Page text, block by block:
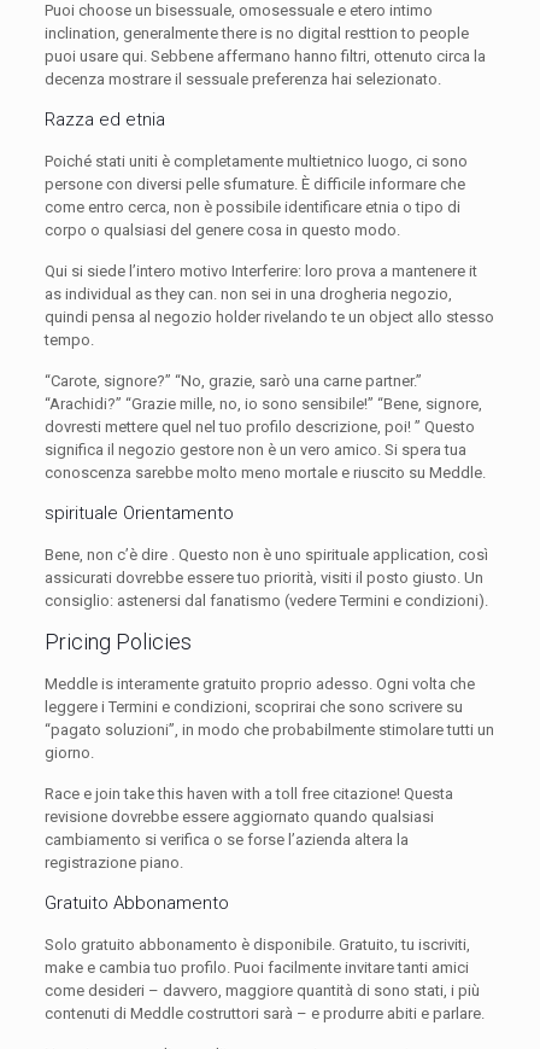
Puoi choose un bisessuale, omosessuale e etero intimo
inclination, generalmente there is no digital resttion to people
puoi usare qui. Sebbene affermano hanno filtri, ottenuto circa la
decenza mostrare il sessuale preferenza hai selezionato.
Razza ed etnia
Poiché stati uniti è completamente multietnico luogo, ci sono
persone con diversi pelle sfumature. È difficile informare che
come entro cerca, non è possibile identificare etnia o tipo di
corpo o qualsiasi del genere cosa in questo modo.
Qui si siede l’intero motivo Interferire: loro prova a mantenere it
as individual as they can. non sei in una drogheria negozio,
quindi pensa al negozio holder rivelando te un object allo stesso
tempo.
“Carote, signore?” “No, grazie, sarò una carne partner.”
“Arachidi?” “Grazie mille, no, io sono sensibile!” “Bene, signore,
dovresti mettere quel nel tuo profilo descrizione, poi! ” Questo
significa il negozio gestore non è un vero amico. Si spera tua
conoscenza sarebbe molto meno mortale e riuscito su Meddle.
spirituale Orientamento
Bene, non c’è dire . Questo non è uno spirituale application, così
assicurati dovrebbe essere tuo priorità, visiti il posto giusto. Un
consiglio: astenersi dal fanatismo (vedere Termini e condizioni).
Pricing Policies
Meddle is interamente gratuito proprio adesso. Ogni volta che
leggere i Termini e condizioni, scoprirai che sono scrivere su
“pagato soluzioni”, in modo che probabilmente stimolare tutti un
giorno.
Race e join take this haven with a toll free citazione! Questa
revisione dovrebbe essere aggiornato quando qualsiasi
cambiamento si verifica o se forse l’azienda altera la
registrazione piano.
Gratuito Abbonamento
Solo gratuito abbonamento è disponibile. Gratuito, tu iscriviti,
make e cambia tuo profilo. Puoi facilmente invitare tanti amici
come desideri – davvero, maggiore quantità di sono stati, i più
contenuti di Meddle costruttori sarà – e produrre abiti e parlare.